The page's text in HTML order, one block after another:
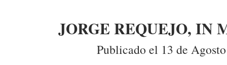
JORGE REQUEJO, IN
Publicado el 13 de